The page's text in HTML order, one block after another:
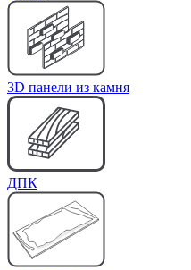
3D панели из камня
ДПК